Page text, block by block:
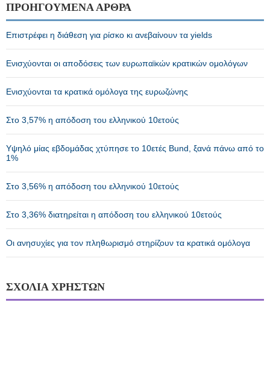
ΠΡΟΗΓΟΥΜΕΝΑ ΑΡΘΡΑ
Επιστρέφει η διάθεση για ρίσκο κι ανεβαίνουν τα yields
Ενισχύονται οι αποδόσεις των ευρωπαϊκών κρατικών ομολόγων
Ενισχύονται τα κρατικά ομόλογα της ευρωζώνης
Στο 3,57% η απόδοση του ελληνικού 10ετούς
Υψηλό μίας εβδομάδας χτύπησε το 10ετές Bund, ξανά πάνω από το
1%
Στο 3,56% η απόδοση του ελληνικού 10ετούς
Στο 3,36% διατηρείται η απόδοση του ελληνικού 10ετούς
Οι ανησυχίες για τον πληθωρισμό στηρίζουν τα κρατικά ομόλογα
ΣΧΟΛΙΑ ΧΡΗΣΤΩΝ